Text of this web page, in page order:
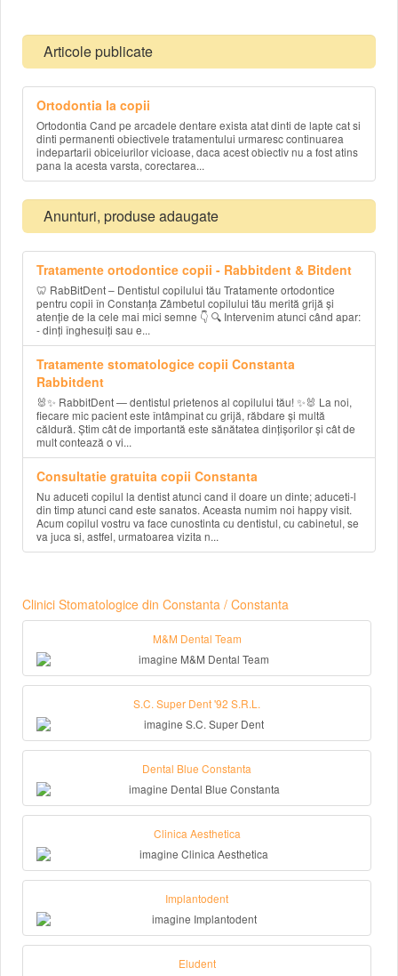
Articole publicate
Ortodontia la copii
Ortodontia Cand pe arcadele dentare exista atat dinti de lapte cat si
dinti permanenti obiectivele tratamentului urmaresc continuarea
indepartarii obiceiurilor vicioase, daca acest obiectiv nu a fost atins
pana la acesta varsta, corectarea...
Anunturi, produse adaugate
Tratamente ortodontice copii - Rabbitdent & Bitdent
🦷 RabBitDent – Dentistul copilului tău Tratamente ortodontice
pentru copii în Constanța Zâmbetul copilului tău merită grijă și
atenție de la cele mai mici semne 👇 🔍 Intervenim atunci când apar:
- dinți înghesuiți sau e...
Tratamente stomatologice copii Constanta
Rabbitdent
🐰✨ RabbitDent — dentistul prietenos al copilului tău! ✨🐰 La noi,
fiecare mic pacient este întâmpinat cu grijă, răbdare și multă
căldură. Știm cât de importantă este sănătatea dințișorilor și cât de
mult contează o vi...
Consultatie gratuita copii Constanta
Nu aduceti copilul la dentist atunci cand il doare un dinte; aduceti-l
din timp atunci cand este sanatos. Aceasta numim noi happy visit.
Acum copilul vostru va face cunostinta cu dentistul, cu cabinetul, se
va juca si, astfel, urmatoarea vizita n...
Clinici Stomatologice din Constanta / Constanta
M&M Dental Team
S.C. Super Dent '92 S.R.L.
Dental Blue Constanta
Clinica Aesthetica
Implantodent
Eludent